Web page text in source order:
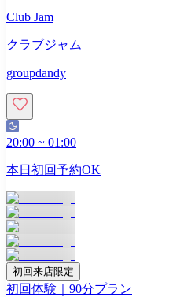
Club Jam
クラブジャム
groupdandy
20:00 ~ 01:00
本日初回予約OK
初回来店限定
初回体験｜90分プラン